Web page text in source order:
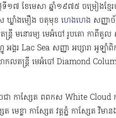
៧ ខែមេសា ឆ្នាំ១៩៧៥ ចម្រៀងខ្
ឃ្លាំងមឿង ចតុមុខ ហេងហេង សញ្ញា
ន្រ្តី មនោរម្យ មេអំបៅ រូបតោ កាពីតូល
រ Lac Sea សញ្ញា អប្សារា អូឡាំពិ
សាកលតន្ត្រី មេអំបៅ Diamond
ជា កាស្សែត ពពកស White Cloud
េខ្លា កាស្សែត វត្តភ្នំ កាស្សែត វិ